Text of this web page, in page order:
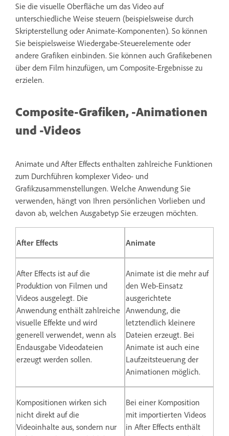
Sie die visuelle Oberfläche um das Video auf
unterschiedliche Weise steuern (beispielsweise durch
Skripterstellung oder Animate-Komponenten). So können
Sie beispielsweise Wiedergabe-Steuerelemente oder
andere Grafiken einbinden. Sie können auch Grafikebenen
über dem Film hinzufügen, um Composite-Ergebnisse zu
erzielen.
Composite-Grafiken, -Animationen
und -Videos
Animate und After Effects enthalten zahlreiche Funktionen
zum Durchführen komplexer Video- und
Grafikzusammenstellungen. Welche Anwendung Sie
verwenden, hängt von Ihren persönlichen Vorlieben und
davon ab, welchen Ausgabetyp Sie erzeugen möchten.
After Effects Animate
After Effects ist auf die
Produktion von Filmen und
Videos ausgelegt. Die
Anwendung enthält zahlreiche
visuelle Effekte und wird
generell verwendet, wenn als
Endausgabe Videodateien
erzeugt werden sollen.
Animate ist die mehr auf
den Web-Einsatz
ausgerichtete
Anwendung, die
letztendlich kleinere
Dateien erzeugt. Bei
Animate ist auch eine
Laufzeitsteuerung der
Animationen möglich.
Kompositionen wirken sich
nicht direkt auf die
Videoinhalte aus, sondern nur
Bei einer Komposition
mit importierten Videos
in After Effects enthält